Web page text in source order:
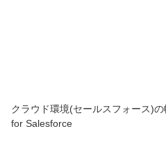
クラウド環境(セールスフォース)
for Salesforce